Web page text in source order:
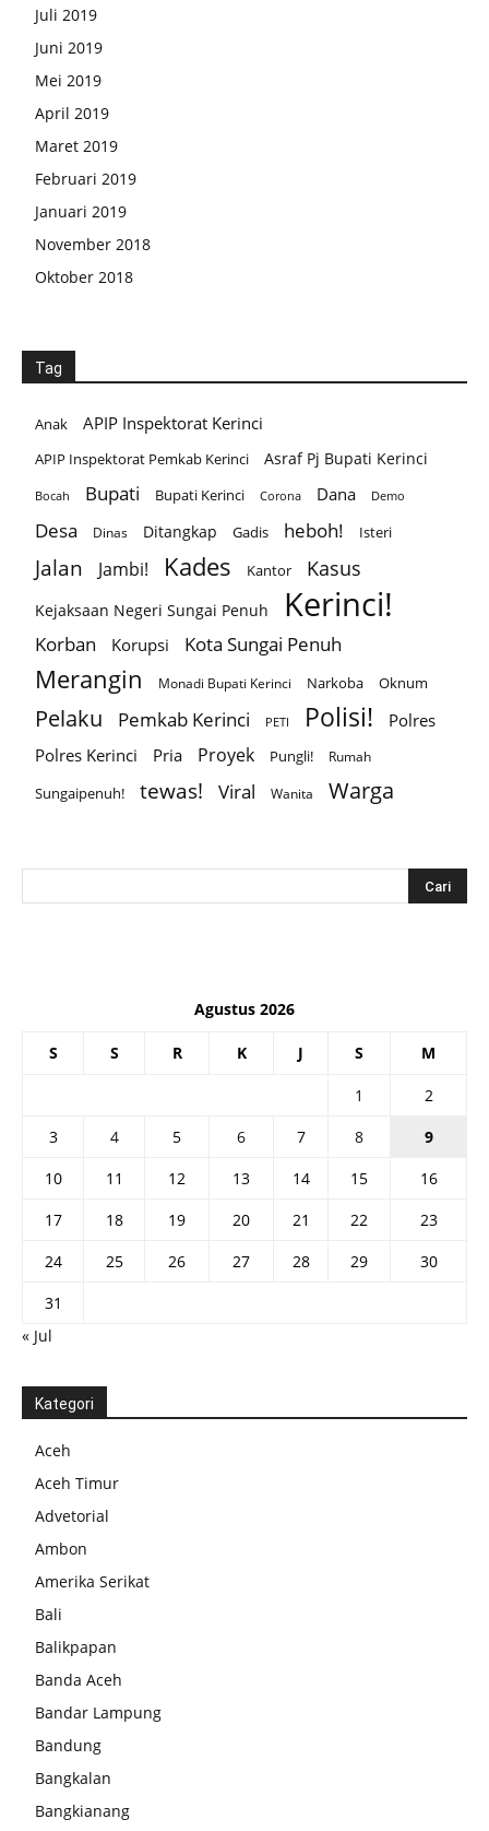
Juli 2019
Juni 2019
Mei 2019
April 2019
Maret 2019
Februari 2019
Januari 2019
November 2018
Oktober 2018
Tag
Anak APIP Inspektorat Kerinci
APIP Inspektorat Pemkab Kerinci Asraf Pj Bupati Kerinci
Bocah Bupati Bupati Kerinci Corona Dana Demo
Desa Dinas Ditangkap Gadis heboh! Isteri
Jalan Jambi! Kades Kantor Kasus
Kejaksaan Negeri Sungai Penuh Kerinci!
Korban Korupsi Kota Sungai Penuh
Merangin Monadi Bupati Kerinci Narkoba Oknum
Pelaku Pemkab Kerinci PETI Polisi!
Polres
Polres Kerinci
Pria Proyek Pungli! Rumah
Sungaipenuh! tewas! Viral Wanita Warga
Agustus 2026
S S R K J S M
1
2
3
4 5 6 7 8
9
10
11 12 13 14 15
16
17
18 19 20 21 22
23
24
25 26 27 28 29
30
31
« Jul
Kategori
Aceh
Aceh Timur
Advetorial
Ambon
Amerika Serikat
Bali
Balikpapan
Banda Aceh
Bandar Lampung
Bandung
Bangkalan
Bangkianang